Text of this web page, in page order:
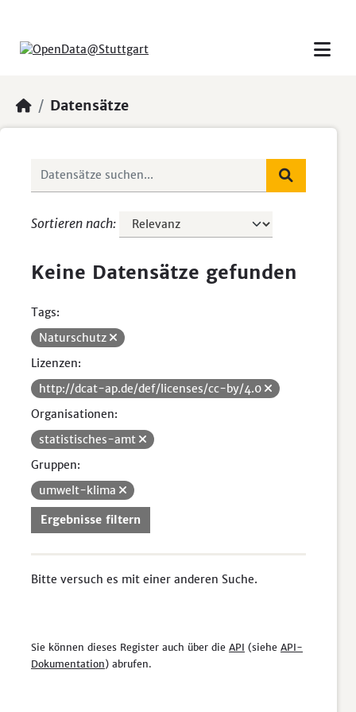
Datensätze
Sortieren nach
Keine Datensätze gefunden
Tags:
Naturschutz
Lizenzen:
http://dcat-ap.de/def/licenses/cc-by/4.0
Organisationen:
statistisches-amt
Gruppen:
umwelt-klima
Ergebnisse filtern
Bitte versuch es mit einer anderen Suche.
Sie können dieses Register auch über die API (siehe API-
Dokumentation) abrufen.